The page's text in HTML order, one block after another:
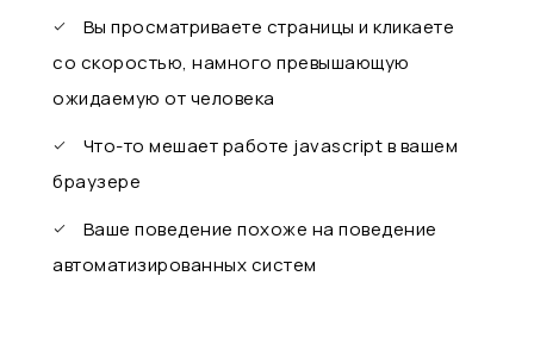
Вы просматриваете страницы и кликаете
со скоростью, намного превышающую
ожидаемую от человека
Что-то мешает работе javascript в вашем
браузере
Ваше поведение похоже на поведение
автоматизированных систем